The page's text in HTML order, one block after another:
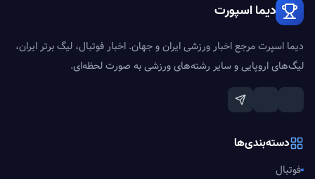
دیما اسپورت
دیما اسپرت مرجع اخبار ورزشی ایران و جهان. اخبار فوتبال، لیگ برتر ایران،
لیگ‌های اروپایی و سایر رشته‌های ورزشی به صورت لحظه‌ای.
دسته‌بندی‌ها
فوتبال